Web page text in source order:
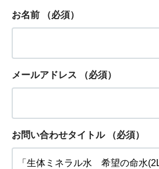
お名前 （必須）
メールアドレス （必須）
お問い合わせタイトル （必須）